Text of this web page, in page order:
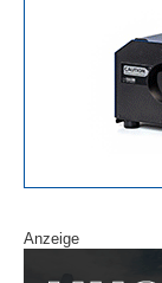
Anzeige